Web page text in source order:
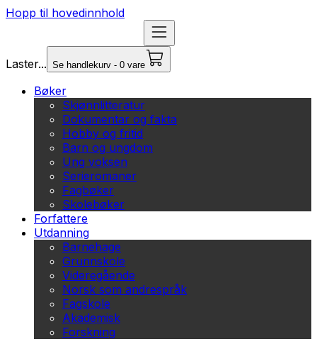
Hopp til hovedinnhold
Laster... Se handlekurv - 0 vare
Bøker
Skjønnlitteratur
Dokumentar og fakta
Hobby og fritid
Barn og ungdom
Ung voksen
Serieromaner
Fagbøker
Skolebøker
Forfattere
Utdanning
Barnehage
Grunnskole
Videregående
Norsk som andrespråk
Fagskole
Akademisk
Forskning